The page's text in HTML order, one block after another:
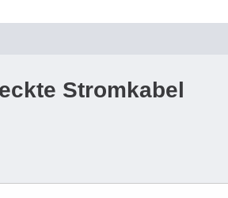
Stromkabel